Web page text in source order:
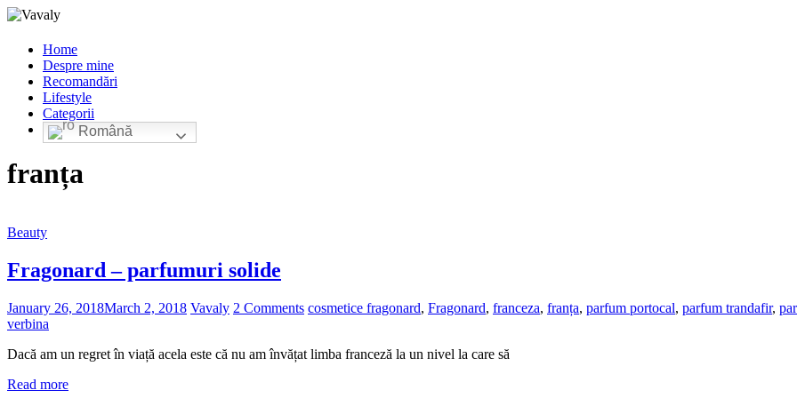
Home
Despre mine
Recomandări
Lifestyle
Categorii
Română
franța
Beauty
Fragonard – parfumuri solide
January 26, 2018March 2, 2018 Vavaly 2 Comments cosmetice fragonard, Fragonard, franceza, franța, parfum portocal, parfum trandafir,
verbina
Dacă am un regret în viață acela este că nu am învățat limba franceză la un nivel la care să
Read more